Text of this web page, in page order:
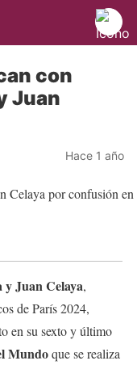
con
Juan
Hace 1 año
y Juan Celaya,
de París 2024,
en su sexto y último
Mundoque se realiza